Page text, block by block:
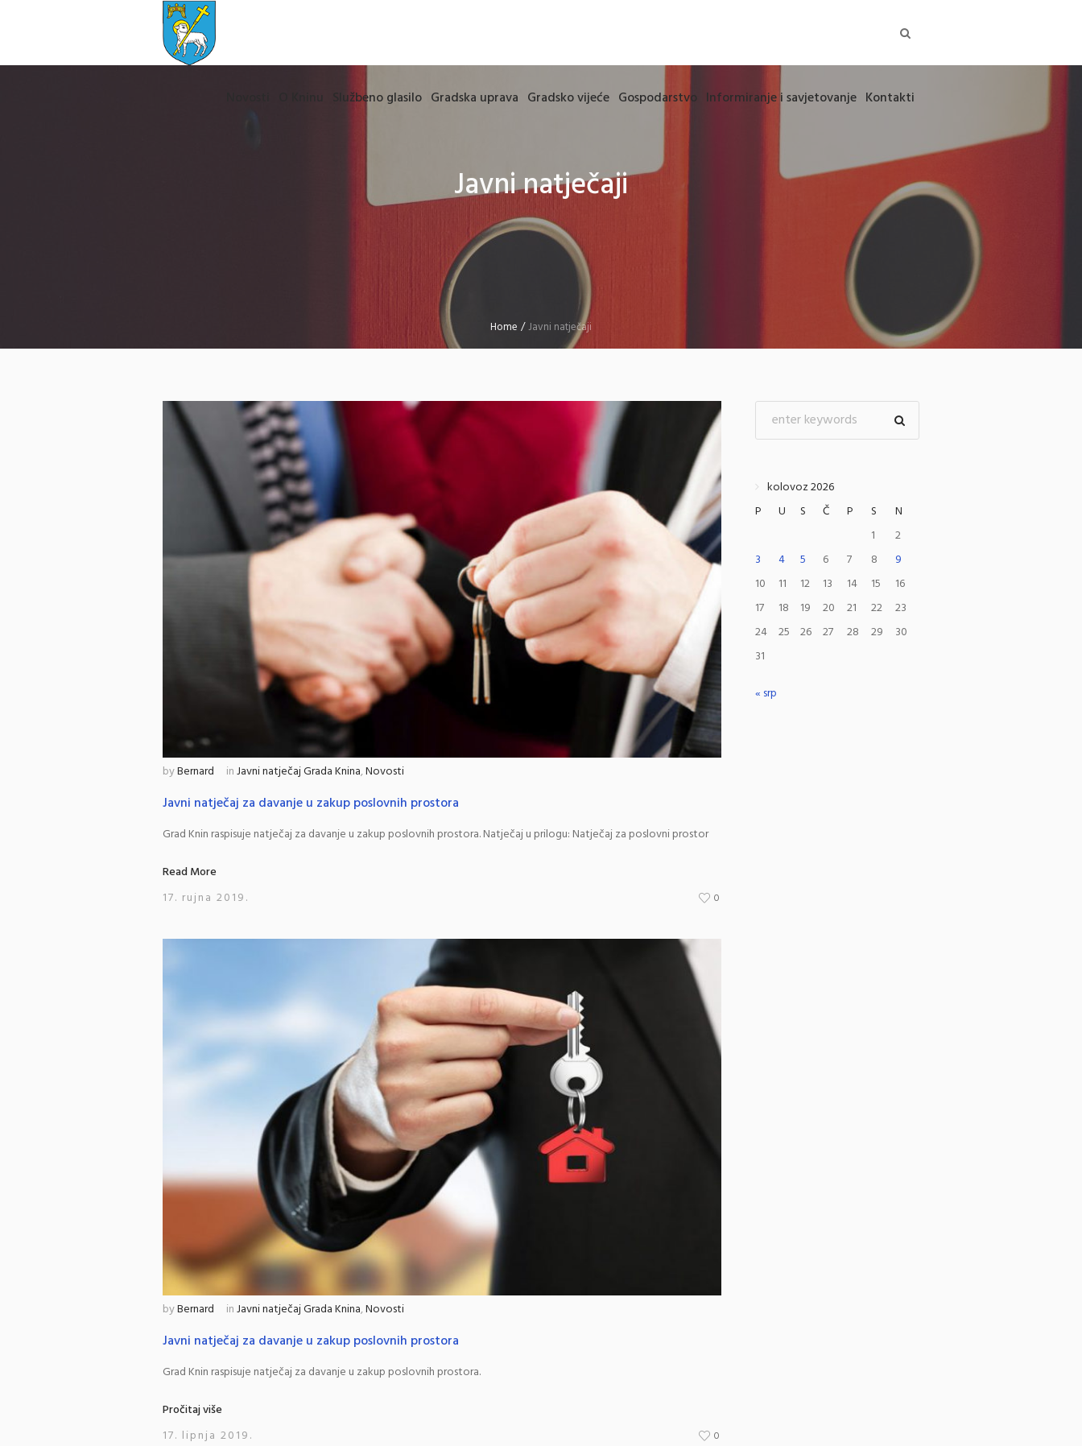
O Kninu Službeno glasilo Gradska uprava Gradsko vijeće Gospodarstvo Informiranje i savjetovanje Kontakti
Javni natječaji
Home /Javni natječaji
byBernard inJavni natječaj Grada Knina,Novosti
Javni natječaj za davanje u zakup poslovnih prostora
Grad Knin raspisuje natječaj za davanje u zakup poslovnih prostora. Natječaj u prilogu: Natječaj za poslovni prostor
Read More
17. rujna 2019.
0
byBernard inJavni natječaj Grada Knina,Novosti
Javni natječaj za davanje u zakup poslovnih prostora
Grad Knin raspisuje natječaj za davanje u zakup poslovnih prostora.
Pročitaj više
17. lipnja 2019.
0
kolovoz 2026
P
U S Č P S
N
1
2
3
4 5 6 7 8
9
10
11 12 13 14 15
16
17
18 19 20 21 22
23
24
25 26 27 28 29
30
31
« srp